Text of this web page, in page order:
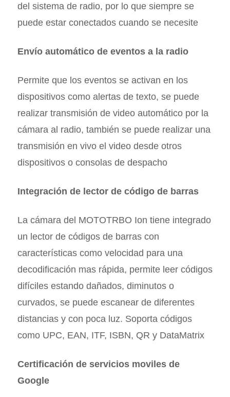
del sistema de radio, por lo que siempre se
puede estar conectados cuando se necesite
Envío automático de eventos a la radio
Permite que los eventos se activan en los
dispositivos como alertas de texto, se puede
realizar transmisión de video automático por la
cámara al radio, también se puede realizar una
transmisión en vivo el video desde otros
dispositivos o consolas de despacho
Integración de lector de código de barras
La cámara del MOTOTRBO Ion tiene integrado
un lector de códigos de barras con
características como velocidad para una
decodificación mas rápida, permite leer códigos
difíciles estando dañados, diminutos o
curvados, se puede escanear de diferentes
distancias y con poca luz. Soporta códigos
como UPC, EAN, ITF, ISBN, QR y DataMatrix
Certificación de servicios moviles de
Google